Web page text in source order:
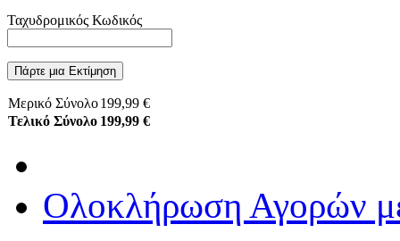
Ταχυδρομικός Κωδικός
Πάρτε μια Εκτίμηση
Τελικό Σύνολο 199,99 €
Μερικό Σύνολο199,99 €
Ολοκλήρωση Αγορών με